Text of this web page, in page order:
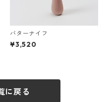
バターナイフ
¥3,520
に戻る